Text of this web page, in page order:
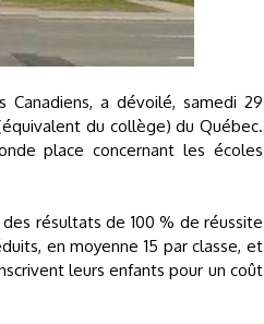
a dévoilé, samedi 29
du collège) du Québec.
place concernant les écoles
résultats de 100 % de réussite
en moyenne 15 par classe, et
leurs enfants pour un coût